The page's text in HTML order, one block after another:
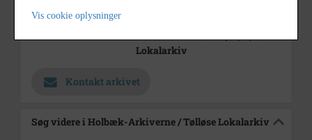
Fotograf
Holbæk-Arkiverne / Tølløse
Lokalarkiv
Kontakt arkivet
Søg videre i Holbæk-Arkiverne / Tølløse Lokalarkiv
Vis cookie oplysninger